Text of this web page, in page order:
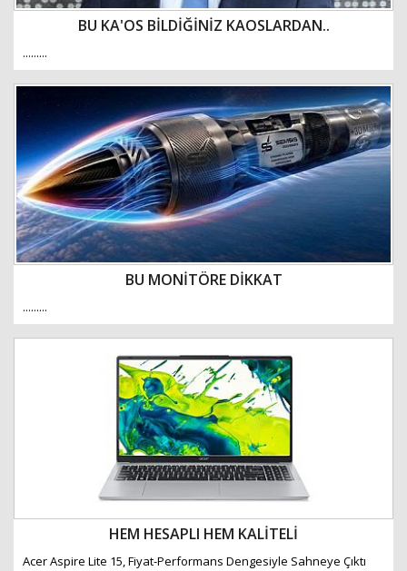
BU KA'OS BİLDİĞİNİZ KAOSLARDAN..
.........
BU MONİTÖRE DİKKAT
.........
HEM HESAPLI HEM KALİTELİ
Acer Aspire Lite 15, Fiyat-Performans Dengesiyle Sahneye Çıktı